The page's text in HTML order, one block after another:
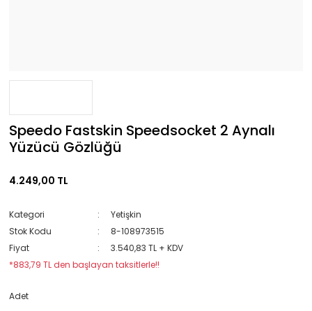
Speedo Fastskin Speedsocket 2 Aynalı
Yüzücü Gözlüğü
4.249,00 TL
Kategori
Yetişkin
Stok Kodu
8-108973515
Fiyat
3.540,83 TL + KDV
*883,79 TL den başlayan taksitlerle!!
Adet